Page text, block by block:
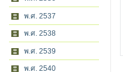
พ.ศ. 2537
พ.ศ. 2538
พ.ศ. 2539
พ.ศ. 2540